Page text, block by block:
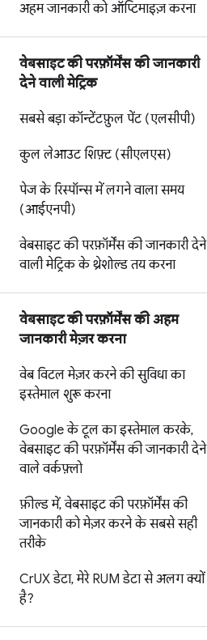
अहम जानकारी को ऑप्टिमाइज़ करना
वेबसाइट की परफ़ॉर्मेंस की जानकारी
देने वाली मेट्रिक
सबसे बड़ा कॉन्टेंटफ़ुल पेंट (एलसीपी)
कुल लेआउट शिफ़्ट (सीएलएस)
पेज के रिस्पॉन्स में लगने वाला समय
(आईएनपी)
वेबसाइट की परफ़ॉर्मेंस की जानकारी देने
वाली मेट्रिक के थ्रेशोल्ड तय करना
वेबसाइट की परफ़ॉर्मेंस की अहम
जानकारी मेज़र करना
वेब विटल मेज़र करने की सुविधा का
इस्तेमाल शुरू करना
Google के टूल का इस्तेमाल करके,
वेबसाइट की परफ़ॉर्मेंस की जानकारी देने
वाले वर्कफ़्लो
फ़ील्ड में,वेबसाइट की परफ़ॉर्मेंस की
जानकारी को मेज़र करने के सबसे सही
तरीके
CrUX डेटा,मेरे RUM डेटा से अलग क्यों
है?